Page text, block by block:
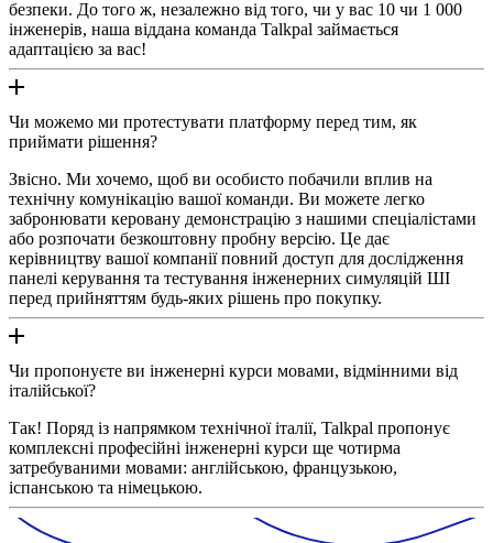
безпеки. До того ж, незалежно від того, чи у вас 10 чи 1 000
інженерів, наша віддана команда Talkpal займається
адаптацією за вас!
Чи можемо ми протестувати платформу перед тим, як
приймати рішення?
Звісно. Ми хочемо, щоб ви особисто побачили вплив на
технічну комунікацію вашої команди. Ви можете легко
забронювати керовану демонстрацію з нашими спеціалістами
або розпочати безкоштовну пробну версію. Це дає
керівництву вашої компанії повний доступ для дослідження
панелі керування та тестування інженерних симуляцій ШІ
перед прийняттям будь-яких рішень про покупку.
Чи пропонуєте ви інженерні курси мовами, відмінними від
італійської?
Так! Поряд із напрямком технічної італії, Talkpal пропонує
комплексні професійні інженерні курси ще чотирма
затребуваними мовами: англійською, французькою,
іспанською та німецькою.